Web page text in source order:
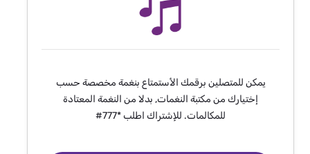
يمكن للمتصلين برقمك الأستمتاع بنغمة مخصصة حسب
إختيارك من مكتبة النغمات, بدلا من النغمة المعتادة
للمكالمات. للإشتراك اطلب *777#